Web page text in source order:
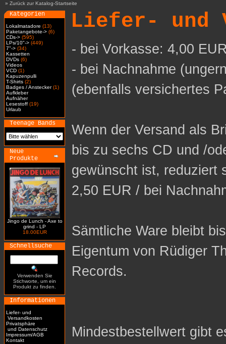
» Zurück zur Katalog-Startseite
Kategorien
Lokalmatadore (13)
Paketangebote-> (6)
CDs-> (595)
LPs/10"-> (449)
7"-> (34)
Kassetten
DVDs (6)
Videos
VCD (1)
Kapuzenpulli
T-Shirts (2)
Badges / Anstecker(1)
Aufkleber
Aufnäher
Lesestoff (19)
Urlaub
Teenage Bands
Neue
Produkte
Jingo de Lunch - Axe to
grind - LP
18.00EUR
Schnellsuche
Verwenden Sie
Stichworte, um ein
Produkt zu finden.
Informationen
Liefer- und
Versandkosten
Privatsphäre
und Datenschutz
Impressum/AGB
Kontakt
Liefer- und
- bei Vorkasse: 4,00
- bei Nachnahme
(ebenfalls versichertes
Wenn der Versand als
bis zu sechs CD und /
gewünscht ist, reduziert
2,50 EUR / bei
Sämtliche Ware bleibt
Eigentum von Rüdiger
Records.
Mindestbestellwert gibt